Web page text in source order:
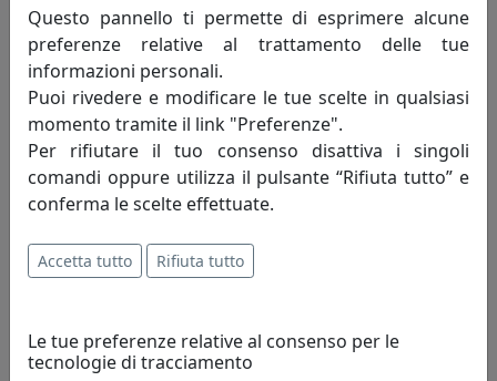
Portacandele e candelabri
oltre100prodotti
Questo pannello ti permette di esprimere alcune
preferenze relative al trattamento delle tue
informazioni personali.
Puoi rivedere e modificare le tue scelte in qualsiasi
momento tramite il link "Preferenze".
Per rifiutare il tuo consenso disattiva i singoli
comandi oppure utilizza il pulsante “Rifiuta tutto” e
conferma le scelte effettuate.
Accetta tutto Rifiuta tutto
Le tue preferenze relative al consenso per le
tecnologie di tracciamento